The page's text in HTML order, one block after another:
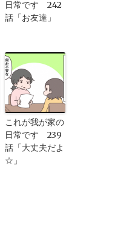
日常です 242
話「お友達」
これが我が家の
日常です 239
話「大丈夫だよ
☆」